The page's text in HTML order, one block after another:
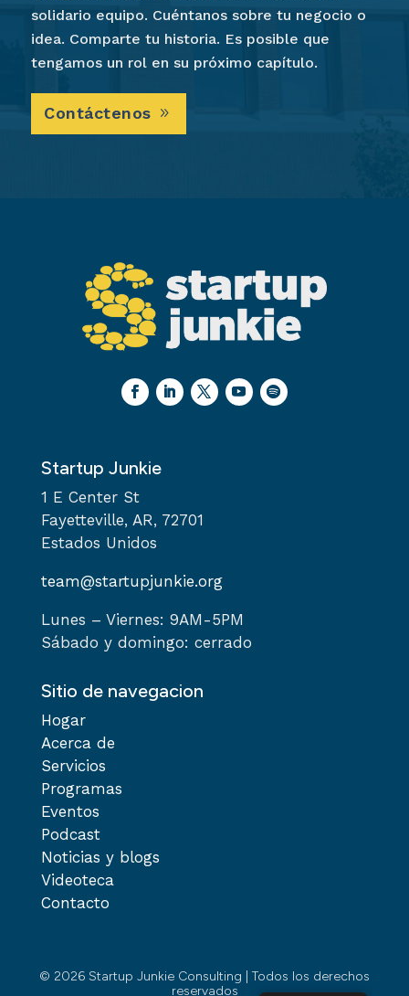
solidario equipo. Cuéntanos sobre tu negocio o
idea. Comparte tu historia. Es posible que
tengamos un rol en su próximo capítulo.
Contáctenos
Startup Junkie
1 E Center St
Fayetteville, AR, 72701
Estados Unidos
team@startupjunkie.org
Lunes – Viernes: 9AM-5PM
Sábado y domingo: cerrado
Sitio de navegacion
Hogar
Acerca de
Servicios
Programas
Eventos
Podcast
Noticias y blogs
Videoteca
Contacto
© 2026 Startup Junkie Consulting | Todos los derechos
reservados